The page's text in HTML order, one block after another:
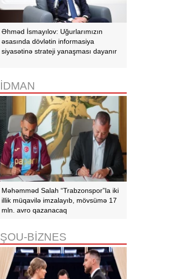
Əhməd İsmayılov: Uğurlarımızın
əsasında dövlətin informasiya
siyasətinə strateji yanaşması dayanır
İDMAN
Məhəmməd Salah “Trabzonspor”la iki
illik müqavilə imzalayıb, mövsümə 17
mln. avro qazanacaq
ŞOU-BİZNES